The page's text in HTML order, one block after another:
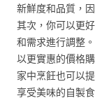
新鮮度和品質，
其次，你可以更
和需求進行調整
以更實惠的價格
家中烹飪也可以
享受美味的自製食